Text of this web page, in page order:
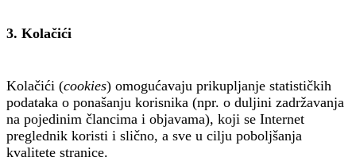
3. Kolačići
Kolačići (cookies) omogućavaju prikupljanje statističkih
podataka o ponašanju korisnika (npr. o duljini zadržavanja
na pojedinim člancima i objavama), koji se Internet
preglednik koristi i slično, a sve u cilju poboljšanja
kvalitete stranice.